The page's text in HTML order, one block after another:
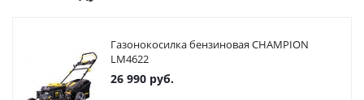
Газонокосилка бензиновая CHAMPION
LM4622
26 990 руб.